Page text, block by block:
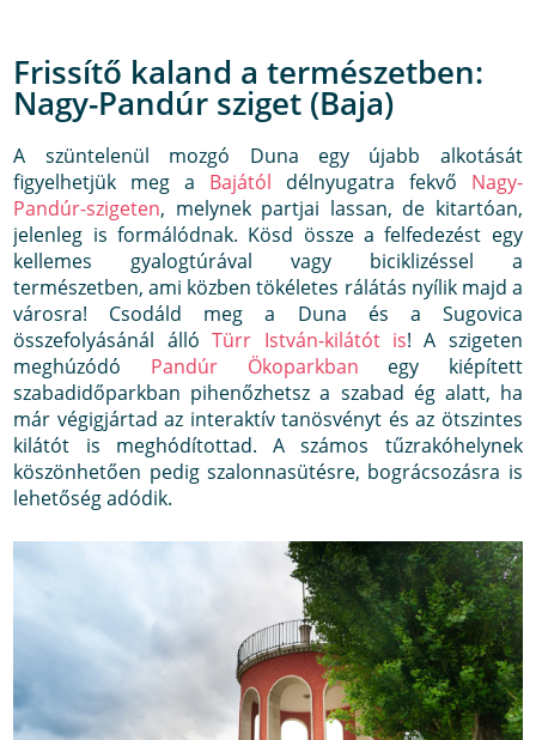
Frissítő kaland a természetben:
Nagy-Pandúr sziget (Baja)
A szüntelenül mozgó Duna egy újabb alkotását
figyelhetjük meg a Bajától délnyugatra fekvő Nagy-
Pandúr-szigeten, melynek partjai lassan, de kitartóan,
jelenleg is formálódnak. Kösd össze a felfedezést egy
kellemes gyalogtúrával vagy biciklizéssel a
természetben, ami közben tökéletes rálátás nyílik majd a
városra! Csodáld meg a Duna és a Sugovica
összefolyásánál állóTürr István-kilátót is! A szigeten
meghúzódó Pandúr Ökoparkban egy kiépített
szabadidőparkban pihenőzhetsz a szabad ég alatt, ha
már végigjártad az interaktív tanösvényt és az ötszintes
kilátót is meghódítottad. A számos tűzrakóhelynek
köszönhetően pedig szalonnasütésre, bográcsozásra is
lehetőség adódik.